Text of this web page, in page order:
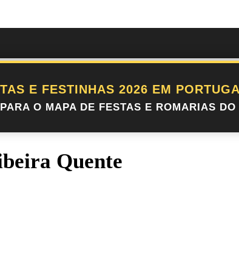
E FESTINHAS 2026 EM
O MAPA DE FESTAS E ROMARIAS DO
Quente